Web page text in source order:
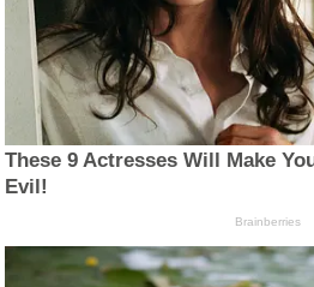
These 9 Actresses Will Make
Evil!
Brainberries